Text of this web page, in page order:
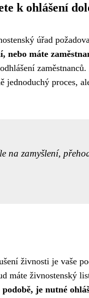
k ohlášení
úřad
nebo máte
zaměstnanců.
jednoduchý proces,
na zamyšlení,
živnosti je vaše
máte živnostenský
je nutné